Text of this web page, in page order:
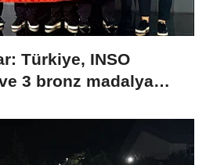
Türkiye, INSO
3 bronz madalya